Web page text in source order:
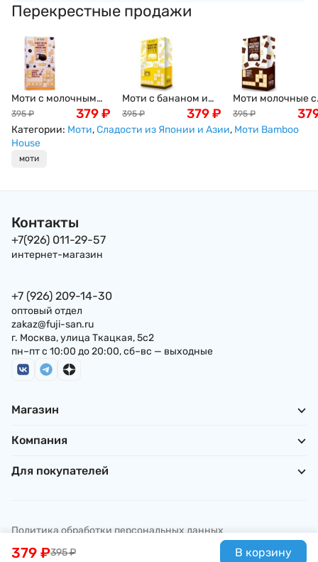
395₽
379 ₽ В корзину
Перекрестные продажи
Моти с молочным
чаем, шариками
тапиоки и
шоколадом Баббл-
Mochi Bamboo
395 ₽ 379₽
Моти с бананом и
кремом из белого
шоколада Дайфуку
395 ₽ 379₽
Моти молочные с
кремом из
шоколада
395 ₽
Категории: Моти,Сладости из Японии и Азии, Моти Bamboo
House
моти
Контакты
+7(926) 011-29-57
интернет-магазин
+7 (926) 209-14-30
оптовый отдел
zakaz@fuji-san.ru
г. Москва, улица Ткацкая, 5с2
пн–пт с 10:00 до 20:00, сб–вс — выходные
Магазин
Компания
Для покупателей
Политика обработки персональных данных